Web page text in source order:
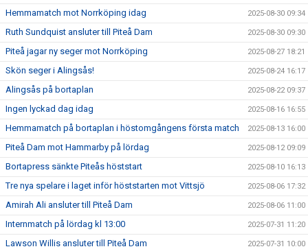
Hemmamatch mot Norrköping idag 2025-08-30 09:34
Ruth Sundquist ansluter till Piteå Dam 2025-08-30 09:30
Piteå jagar ny seger mot Norrköping 2025-08-27 18:21
Skön seger i Alingsås! 2025-08-24 16:17
Alingsås på bortaplan 2025-08-22 09:37
Ingen lyckad dag idag 2025-08-16 16:55
Hemmamatch på bortaplan i höstomgångens första match 2025-08-13 16:00
Piteå Dam mot Hammarby på lördag 2025-08-12 09:09
Bortapress sänkte Piteås höststart 2025-08-10 16:13
Tre nya spelare i laget inför höststarten mot Vittsjö 2025-08-06 17:32
Amirah Ali ansluter till Piteå Dam 2025-08-06 11:00
Internmatch på lördag kl 13:00 2025-07-31 11:20
Lawson Willis ansluter till Piteå Dam 2025-07-31 10:00